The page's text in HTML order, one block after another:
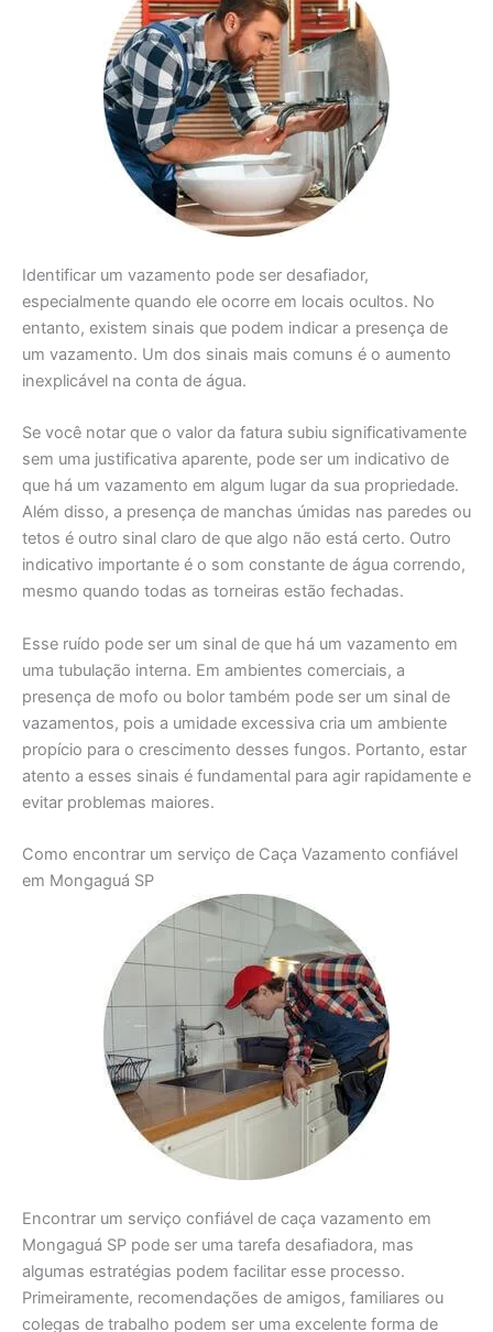
Identificar um vazamento pode ser desafiador,
especialmente quando ele ocorre em locais ocultos. No
entanto, existem sinais que podem indicar a presença de
um vazamento. Um dos sinais mais comuns é o aumento
inexplicável na conta de água.
Se você notar que o valor da fatura subiu significativamente
sem uma justificativa aparente, pode ser um indicativo de
que há um vazamento em algum lugar da sua propriedade.
Além disso, a presença de manchas úmidas nas paredes ou
tetos é outro sinal claro de que algo não está certo. Outro
indicativo importante é o som constante de água correndo,
mesmo quando todas as torneiras estão fechadas.
Esse ruído pode ser um sinal de que há um vazamento em
uma tubulação interna. Em ambientes comerciais, a
presença de mofo ou bolor também pode ser um sinal de
vazamentos, pois a umidade excessiva cria um ambiente
propício para o crescimento desses fungos. Portanto, estar
atento a esses sinais é fundamental para agir rapidamente e
evitar problemas maiores.
Como encontrar um serviço de Caça Vazamento confiável
em Mongaguá SP
Encontrar um serviço confiável de caça vazamento em
Mongaguá SP pode ser uma tarefa desafiadora, mas
algumas estratégias podem facilitar esse processo.
Primeiramente, recomendações de amigos, familiares ou
colegas de trabalho podem ser uma excelente forma de